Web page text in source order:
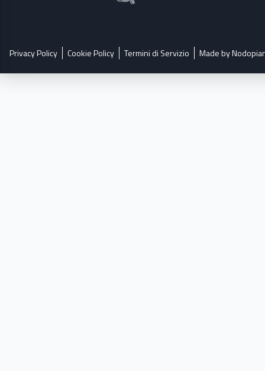
Privacy Policy Cookie Policy Termini di Servizio Made by